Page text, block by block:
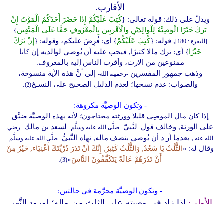
الأقارب.
ويدلّ على ذلك: قوله تعالى: {كُتِبَ عَلَيْكُمْ إِذَا حَضَرَ أَحَدَكُمُ الْمَوْتُ إِنْ
تَرَكَ خَيْرًا الْوَصِيَّةُ لِلْوَالِدَيْنِ وَالْأَقْرَبِينَ بِالْمَعْرُوفِ حَقًّا عَلَى الْمُتَّقِينَ}
[البقرة : 180] , قوله: {كُتِبَ عَلَيْكُمْ} أي: فُرِضَ عليكم، وقوله: { إِنْ تَرَكَ
خَيْرًا } أي: ترك مالا كثيرًا, فيجب عليه أن يُوصي لوالديه إن كانا
ممنوعين من الإرث، وأقرب الناس إليه بالمعروف.
وذهب جمهور المفسرين-رحمهم الله-
إلى أنَّ هذه الآية منسوخة،
والصواب: عدم نسخها؛ لعدم الدليل الصحيح على النسـخ(2)
.
- وتكون الوصيَّة مكروهة:
إذا كان مال الموصِي قليلا وورثته محتاجون؛ لأنه بهذه الوصيَّة ضيَّق
على الورثة, وخالف قول النَّبيّ-صلَّى الله عليه وسلَّم- لسعد بن مالك-رضي
الله عنه-, بعدما أراد أن يُوصي بنصف ماله, نهاه النَّبيُّ-صلَّى الله عليه وسلَّم-
وقال له: « الثُّلُثُ يَا سَعْدُ, وَالثُّلُثُ كَثِيرٌ, إِنَّكَ أَنْ تَذَرَ ذُرِّيَّتَكَ أَغْنِيَاءَ, خَيْرٌ مِنْ
أَنْ تَذَرَهُمْ عَالَةً يَتَكَفَّفُونَ النَّاسَ»
(3)
.
- وتكون الوصيَّة محرَّمة في حالتين: